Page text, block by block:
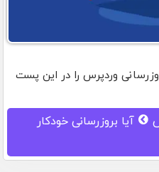
وردپرس را در این پست
آیا بروزرسانی خودکار